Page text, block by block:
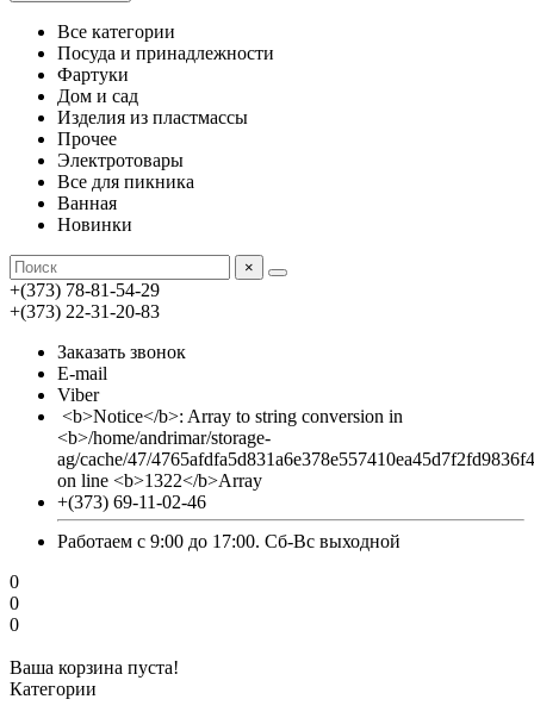
Все категории
Посуда и принадлежности
Фартуки
Дом и сад
Изделия из пластмассы
Прочее
Электротовары
Все для пикника
Ванная
Новинки
×
+(373) 78-81-54-29
+(373) 22-31-20-83
Заказать звонок
E-mail
Viber
<b>Notice</b>: Array to string conversion in
<b>/home/andrimar/storage-
ag/cache/47/
on line <b>1322</b>Array
+(373) 69-11-02-46
Работаем с 9:00 до 17:00. Сб-Вс выходной
0
0
0
Ваша корзина пуста!
Категории